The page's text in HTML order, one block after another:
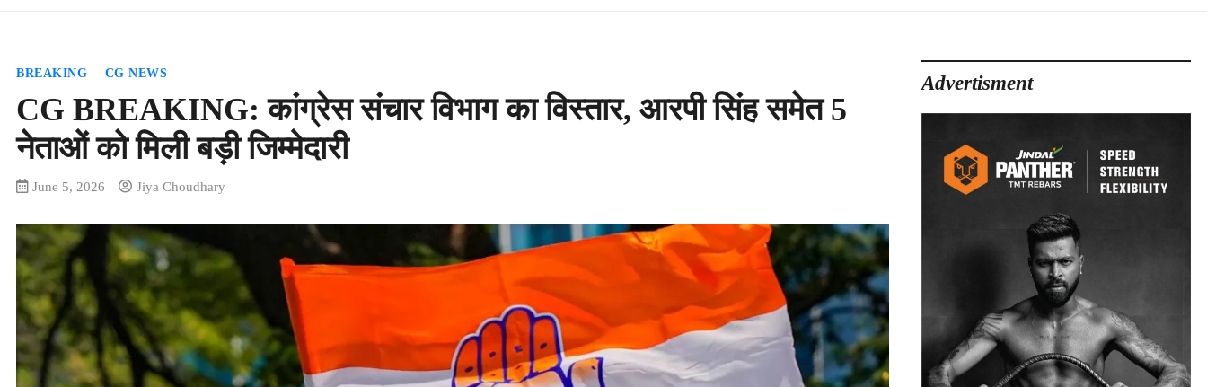
BREAKING CG NEWS
CG BREAKING: कांग्रेस संचार विभाग का विस्तार, आरपी सिंह समेत 5
नेताओं को मिली बड़ी जिम्मेदारी
June 5, 2026 Jiya Choudhary
Advertisment